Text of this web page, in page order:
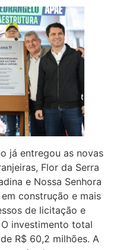
já entregou as novas
Flor da Serra
e Nossa Senhora
construção e mais
de licitação e
investimento total
R$ 60,2 milhões. A